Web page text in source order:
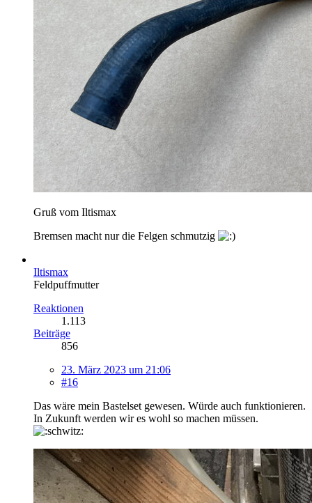
Gruß vom Iltismax
Bremsen macht nur die Felgen schmutzig
Iltismax
Feldpuffmutter
Reaktionen
1.113
Beiträge
856
23. März 2023 um 21:06
#16
Das wäre mein Bastelset gewesen. Würde auch funktionieren.
In Zukunft werden wir es wohl so machen müssen.